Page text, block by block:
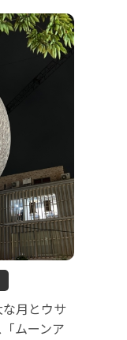
月とウサ
ムーンア